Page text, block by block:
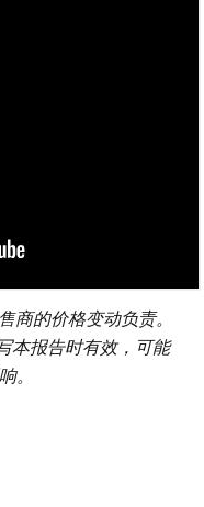
商的价格变动负责。
本报告时有效，可能
。